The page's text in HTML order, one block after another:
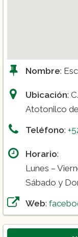
Nombre:
Ubicación:
Atotonilco
Teléfono:
Horario:
Lunes –
Sábado y
Web: